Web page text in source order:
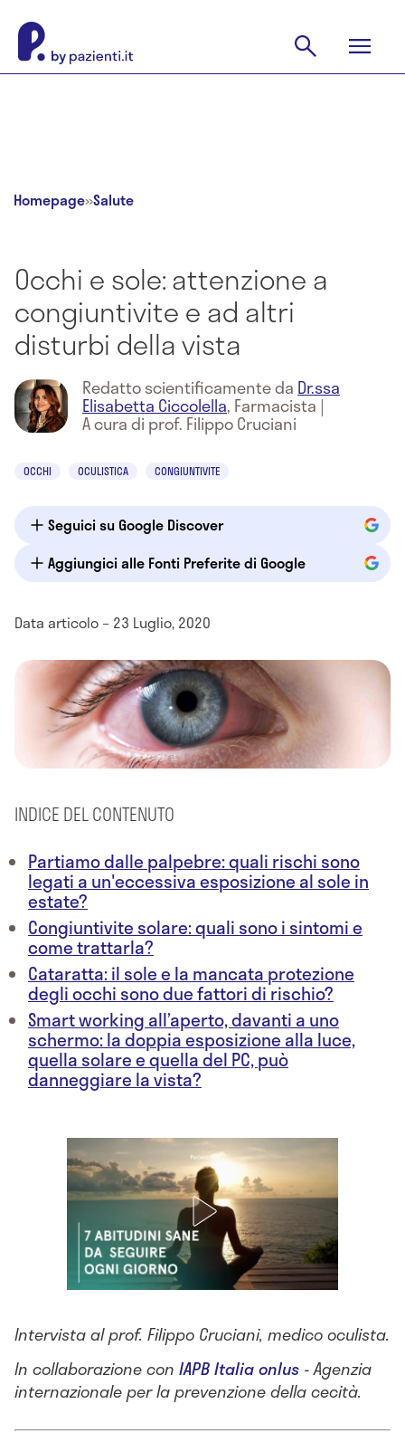
Homepage»Salute
Occhi e sole: attenzione a
congiuntivite e ad altri
disturbi della vista
Redatto scientificamente da Dr.ssa
Elisabetta Ciccolella, Farmacista |
A cura di prof. Filippo Cruciani
OCCHI OCULISTICA CONGIUNTIVITE
Seguici su Google Discover
Aggiungici alle Fonti Preferite di Google
Data articolo – 23 Luglio, 2020
INDICE DEL CONTENUTO
Partiamo dalle palpebre: quali rischi sono
legati a un'eccessiva esposizione al sole in
estate?
Congiuntivite solare: quali sono i sintomi e
come trattarla?
Cataratta: il sole e la mancata protezione
degli occhi sono due fattori di rischio?
Smart working all’aperto, davanti a uno
schermo: la doppia esposizione alla luce,
quella solare e quella del PC, può
danneggiare la vista?
Intervista al prof. Filippo Cruciani, medico oculista.
In collaborazione con IAPB Italia onlus - Agenzia
internazionale per la prevenzione della cecità.